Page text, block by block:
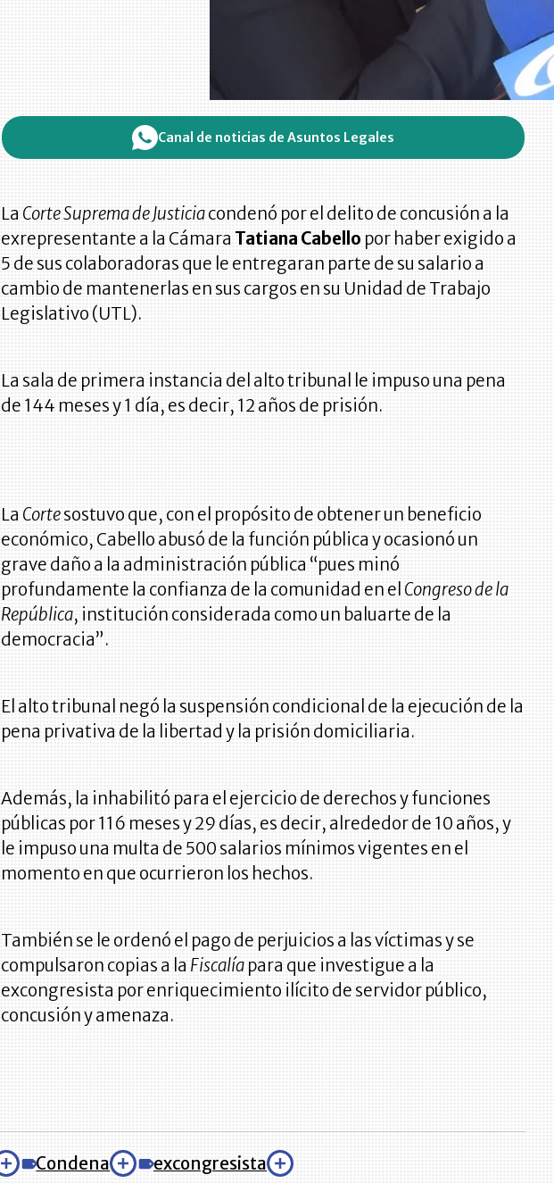
Canal de noticias de Asuntos Legales
La Corte Suprema de Justiciacondenó por el delito de concusión a la
exrepresentante a la Cámara Tatiana Cabello por haber exigido a
5 de sus colaboradoras que le entregaran parte de su salario a
cambio de mantenerlas en sus cargos en su Unidad de Trabajo
Legislativo (UTL).
La sala de primera instancia del alto tribunal le impuso una pena
de 144 meses y 1 día, es decir, 12 años de prisión.
La Cortesostuvo que, con el propósito de obtener un beneficio
económico, Cabello abusó de la función pública y ocasionó un
grave daño a la administración pública “pues minó
profundamente la confianza de la comunidad en el Congreso de la
República, institución considerada como un baluarte de la
democracia”.
El alto tribunal negó la suspensión condicional de la ejecución de la
pena privativa de la libertad y la prisión domiciliaria.
Además, la inhabilitó para el ejercicio de derechos y funciones
públicas por 116 meses y 29 días, es decir, alrededor de 10 años, y
le impuso una multa de 500 salarios mínimos vigentes en el
momento en que ocurrieron los hechos.
También se le ordenó el pago de perjuicios a las víctimas y se
compulsaron copias a la Fiscalía para que investigue a la
excongresista por enriquecimiento ilícito de servidor público,
concusión y amenaza.
Condena excongresista